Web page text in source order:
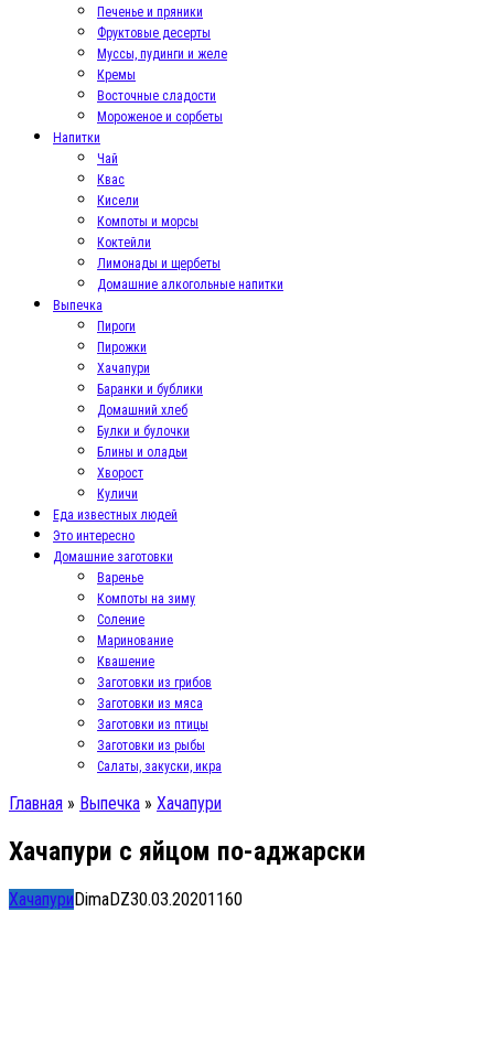
Печенье и пряники
Фруктовые десерты
Муссы, пудинги и желе
Кремы
Восточные сладости
Мороженое и сорбеты
Напитки
Чай
Квас
Кисели
Компоты и морсы
Коктейли
Лимонады и щербеты
Домашние алкогольные напитки
Выпечка
Пироги
Пирожки
Хачапури
Баранки и бублики
Домашний хлеб
Булки и булочки
Блины и оладьи
Хворост
Куличи
Еда известных людей
Это интересно
Домашние заготовки
Варенье
Компоты на зиму
Соление
Маринование
Квашение
Заготовки из грибов
Заготовки из мяса
Заготовки из птицы
Заготовки из рыбы
Салаты, закуски, икра
Главная » Выпечка » Хачапури
Хачапури с яйцом по-аджарски
ХачапуриDimaDZ30.03.20201160